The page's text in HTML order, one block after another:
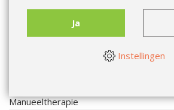
Ja
Instellingen
Hart-, vaat- en longrevalidatie
Kinderfysiotherapie
Therapie
Manueeltherapie